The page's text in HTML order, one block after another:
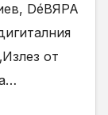
DéВЯРА
от